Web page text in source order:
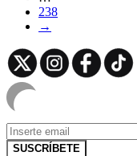
238
→
SUSCRÍBETE